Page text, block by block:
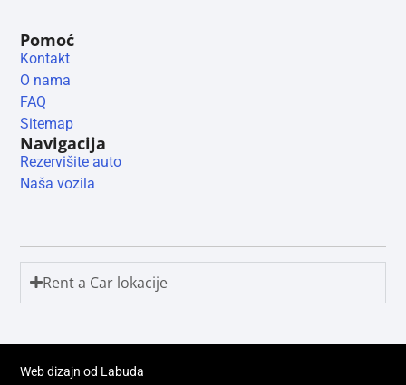
Pomoć
Kontakt
O nama
FAQ
Sitemap
Navigacija
Rezervišite auto
Naša vozila
Rent a Car lokacije
Web dizajn od Labuda